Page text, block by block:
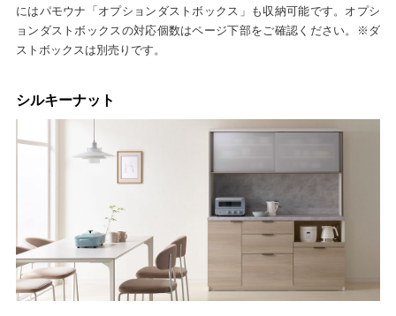
にはパモウナ「オプションダストボックス」も収納可能です。オプシ
ョンダストボックスの対応個数はページ下部をご確認ください。※ダ
ストボックスは別売りです。
シルキーナット